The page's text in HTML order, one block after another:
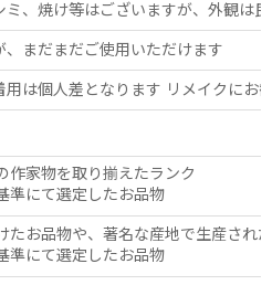
ミ、焼け等はございますが、外観は
、まだまだご使用いただけます
用は個人差となります リメイクにお
作家物を取り揃えたランク
準にて選定したお品物
たお品物や、著名な産地で生産され
準にて選定したお品物